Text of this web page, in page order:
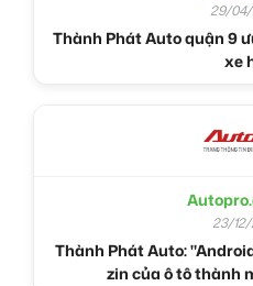
29/
Thành Phát Auto quận 9
xe
23/
Thành Phát Auto:
zin của ô tô thành